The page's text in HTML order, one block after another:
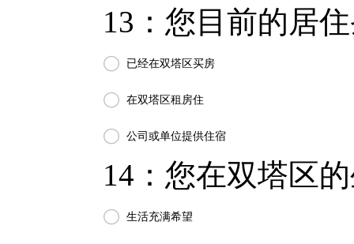
13：您目前的居
 已经在双塔区买房
 在双塔区租房住
 公司或单位提供住宿
14：您在双塔区
 生活充满希望